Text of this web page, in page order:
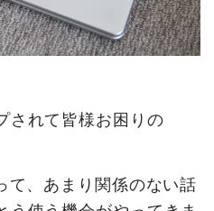
されて皆様お困りの
て、あまり関係のない話